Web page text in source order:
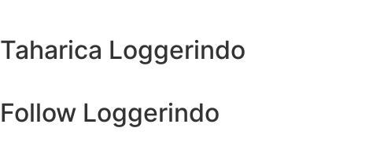
Taharica Loggerindo
Follow Loggerindo